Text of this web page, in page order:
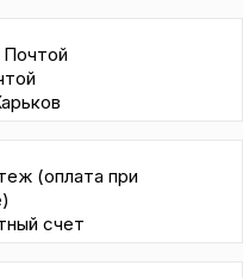
(оплата при
счет